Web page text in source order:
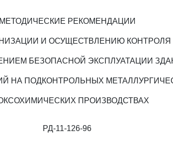
МЕТОДИЧЕСКИЕ РЕКОМЕНДАЦИИ
И ОСУЩЕСТВЛЕНИЮ КОНТРОЛЯ
БЕЗОПАСНОЙ ЭКСПЛУАТАЦИИ
НА ПОДКОНТРОЛЬНЫХ
ПРОИЗВОДСТВАХ
РД-11-126-96